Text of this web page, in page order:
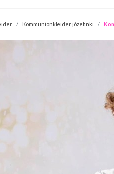
Kommunionkleider józefinki